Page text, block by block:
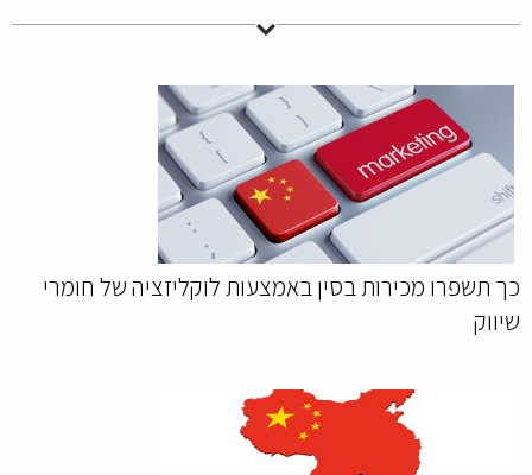
כך תשפרו מכירות בסין באמצעות לוקליזציה של חומרי
שיווק